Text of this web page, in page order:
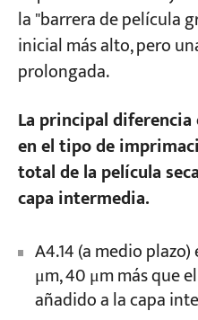
la "barrera de película
inicial más alto, pero
prolongada.
La principal diferencia
en el tipo de
total de la película
capa intermedia.
A4.14 (a medio
μm, 40 μm más que
añadido a la capa